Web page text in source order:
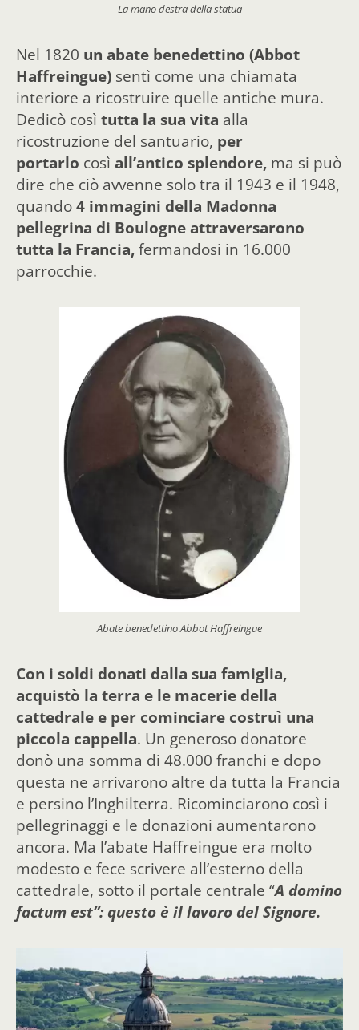
La mano destra della statua
Nel 1820 un abate benedettino (Abbot
Haffreingue) sentì come una chiamata
interiore a ricostruire quelle antiche mura.
Dedicò così tutta la sua vita alla
ricostruzione del santuario, per
portarlo così all’antico splendore, ma si può
dire che ciò avvenne solo tra il 1943 e il 1948,
quando 4 immagini della Madonna
pellegrina di Boulogne attraversarono
tutta la Francia, fermandosi in 16.000
parrocchie.
Abate benedettino Abbot Haffreingue
Con i soldi donati dalla sua famiglia,
acquistò la terra e le macerie della
cattedrale e per cominciare costruì una
piccola cappella. Un generoso donatore
donò una somma di 48.000 franchi e dopo
questa ne arrivarono altre da tutta la Francia
e persino l’Inghilterra. Ricominciarono così i
pellegrinaggi e le donazioni aumentarono
ancora. Ma l’abate Haffreingue era molto
modesto e fece scrivere all’esterno della
cattedrale, sotto il portale centrale “A domino
factum est”: questo è il lavoro del Signore.